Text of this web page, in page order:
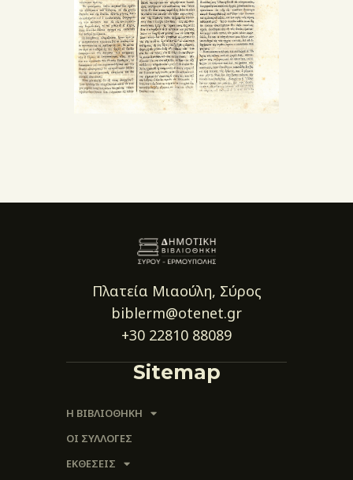
Πλατεία Μιαούλη, Σύρος
biblerm@otenet.gr
+30 22810 88089
Sitemap
Η ΒΙΒΛΙΟΘΗΚΗ
ΟΙ ΣΥΛΛΟΓΈΣ
ΕΚΘΕΣΕΙΣ